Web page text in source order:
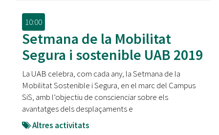
10:00
Setmana de la Mobilitat
Segura i sostenible UAB 2019
La UAB celebra, com cada any, la Setmana de la
Mobilitat Sostenible i Segura, en el marc del Campus
SiS, amb l’objectiu de conscienciar sobre els
avantatges dels desplaçaments e
Altres activitats